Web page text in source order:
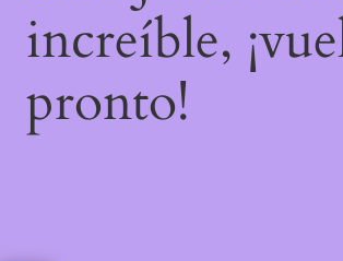
increíble,
pronto!